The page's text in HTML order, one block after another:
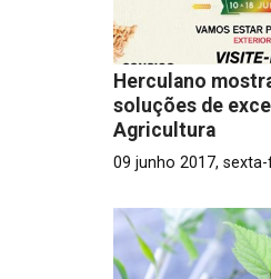
Herculano
soluções de
Agricultura
09 junho 2017,